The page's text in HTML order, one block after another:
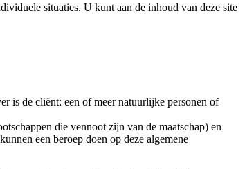
situaties. U kunt aan de inhoud van deze site
is de cliënt: een of meer natuurlijke personen of
die vennoot zijn van de maatschap) en
een beroep doen op deze algemene